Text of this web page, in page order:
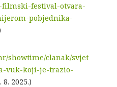
festival-otvara-
pobjednika-
showtime/clanak/svjet
vuk-koji-je-trazio-
8. 2025.)